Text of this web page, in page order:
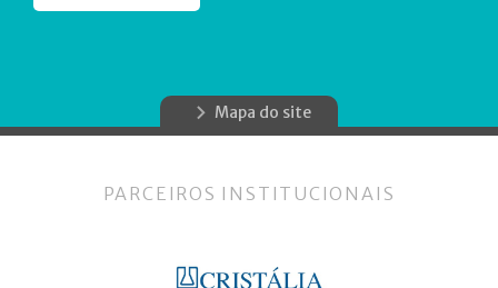
Mapa do site
PARCEIROS INSTITUCIONAIS